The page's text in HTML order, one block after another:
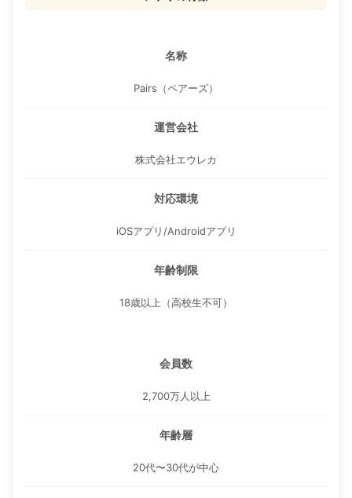
名称
Pairs（ペアーズ）
運営会社
株式会社エウレカ
対応環境
iOSアプリ/Androidアプリ
年齢制限
18歳以上（高校生不可）
会員数
2,700万人以上
年齢層
20代〜30代が中心